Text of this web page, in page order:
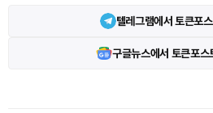
텔레그램에서 토큰포
구글뉴스에서 토큰포스